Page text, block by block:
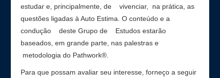
estudar e, principalmente, de vivenciar, na prática, as
questões ligadas à Auto Estima. O conteúdo e a
condução deste Grupo de Estudos estarão
baseados, em grande parte, nas palestras e
metodologia do Pathwork®.
Para que possam avaliar seu interesse, forneço a seguir